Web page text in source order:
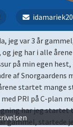
jeg var 3 år
jeg har i alle
på min egen
af Snorgaardens
startet mange
PRI på C-plan
har jeg startet
år gammel,